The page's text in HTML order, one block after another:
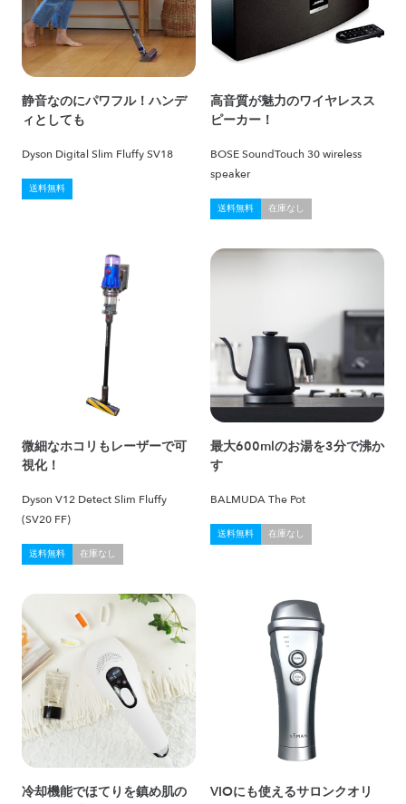
静音なのにパワフル！ハンデ
ィとしても
Dyson Digital Slim Fluffy SV18
送料無料
高音質が魅力のワイヤレスス
ピーカー！
BOSE SoundTouch 30 wireless
speaker
送料無料 在庫なし
微細なホコリもレーザーで可
視化！
Dyson V12 Detect Slim Fluffy
(SV20 FF)
送料無料 在庫なし
最大600mlのお湯を3分で沸か
す
BALMUDA The Pot
送料無料 在庫なし
冷却機能でほてりを鎮め肌の
VIOにも使えるサロンクオリ